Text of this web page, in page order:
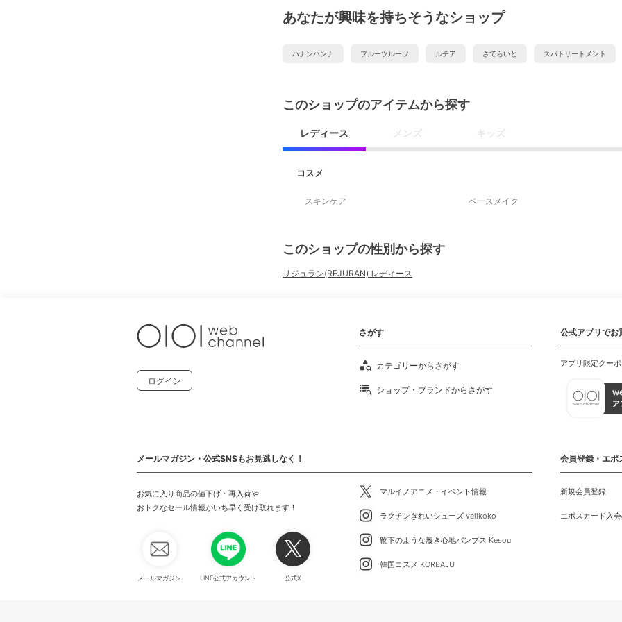
あなたが興味を持ちそうなショップ
ハナンハンナ フルーツルーツ ルチア さてらいと スパトリートメント
このショップのアイテムから探す
レディース メンズ キッズ
コスメ
スキンケア ベースメイク
このショップの性別から探す
リジュラン(REJURAN) レディース
ログイン
さがす
カテゴリーからさがす
ショップ・ブランドからさがす
公式アプリでお
アプリ限定クー
メールマガジン・公式SNSもお見逃しなく！
お気に入り商品の値下げ・再入荷や
おトクなセール情報がいち早く受け取れます！
メールマガジン LINE公式アカウント 公式X
マルイノアニメ・イベント情報
ラクチンきれいシューズ velikoko
靴下のような履き心地パンプス Kesou
韓国コスメ KOREAJU
会員登録・エポ
新規会員登録
エポスカード入